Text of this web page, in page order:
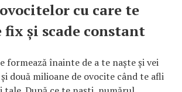
cu care te
fix și scade constant
formează înainte de a te naște și vei
două milioane de ovocite când te afli